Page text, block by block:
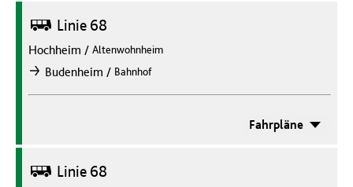
Bus Linie 68
Hochheim / Altenwohnheim
nachBudenheim / Bahnhof
Fahrpläne
Bus Linie 68